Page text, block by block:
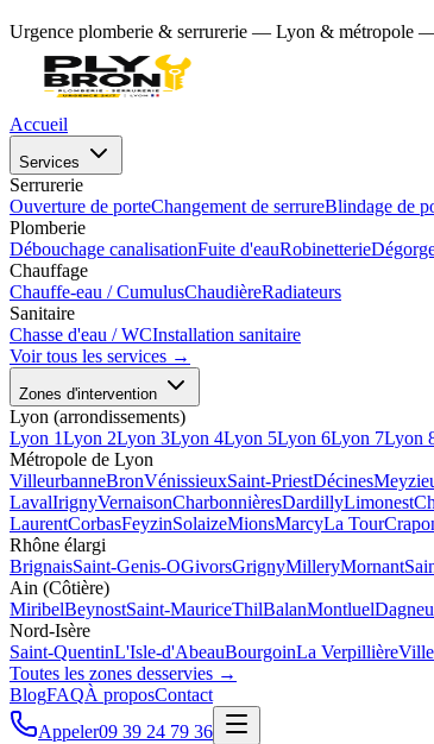
Urgence plomberie & serrurerie — Lyon & métropole
Accueil
Services
Serrurerie
Ouverture de porteChangement de serrureBlindage de
Plomberie
Débouchage canalisationFuite d'eauRobinetterie
Chauffage
Chauffe-eau / CumulusChaudièreRadiateurs
Sanitaire
Chasse d'eau / WCInstallation sanitaire
Voir tous les services →
Zones d'intervention
Lyon (arrondissements)
Lyon 1Lyon 2Lyon 3Lyon 4Lyon 5Lyon 6Lyon 7Lyon
Métropole de Lyon
VilleurbanneBronVénissieuxSaint-PriestDécines
LavalIrignyVernaisonCharbonnièresDardillyLimonest
LaurentCorbasFeyzinSolaizeMionsMarcyLa Tour
Rhône élargi
BrignaisSaint-Genis-OGivorsGrignyMilleryMornant
Ain (Côtière)
MiribelBeynostSaint-MauriceThilBalanMontluel
Nord-Isère
Saint-QuentinL'Isle-d'AbeauBourgoinLa Verpillière
Toutes les zones desservies →
BlogFAQÀ proposContact
Appeler09 39 24 79 36